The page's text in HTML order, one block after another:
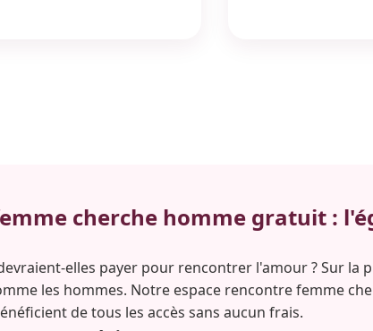
cherche homme gratuit :
elles payer pour rencontrer l'amour ? Sur la
les hommes. Notre espace rencontre femme
de tous les accès sans aucun frais.